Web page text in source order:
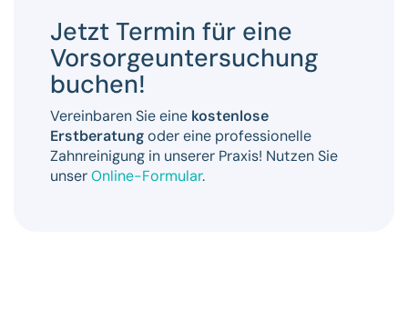
Jetzt Termin für eine
Vorsorgeuntersuchung
buchen!
Vereinbaren Sie eine kostenlose
Erstberatungoder eine professionelle
Zahnreinigung in unserer Praxis! Nutzen Sie
unserOnline-Formular.